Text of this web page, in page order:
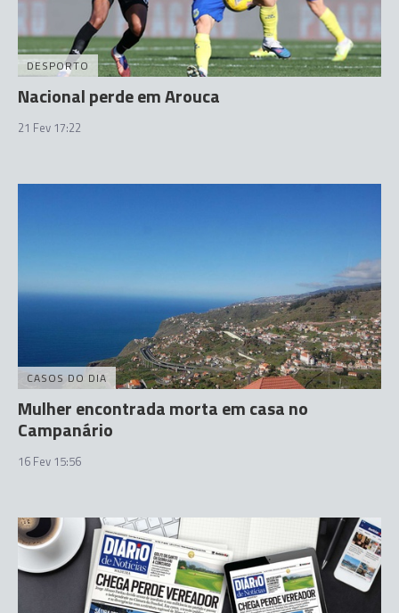
DESPORTO
Nacional perde em Arouca
21 Fev 17:22
CASOS DO DIA
Mulher encontrada morta em casa no
Campanário
16 Fev 15:56